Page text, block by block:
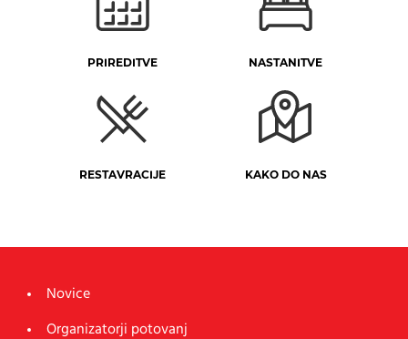
PRIREDITVE NASTANITVE
RESTAVRACIJE KAKO DO NAS
Novice
Organizatorji potovanj